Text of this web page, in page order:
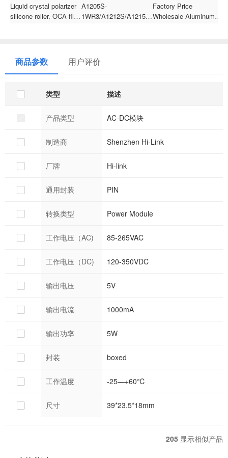
Liquid crystal polarizer
silicone roller, OCA film
repair
A1205S-
1WR3/A1212S/A1215S/A1224S-
1W DC to DC power
module/converter
Factory Price
Wholesale Aluminums
商品参数 用户评价
类型 描述
产品类型 AC-DC模块
制造商 Shenzhen Hi-Link
厂牌 Hi-link
通用封装 PIN
转换类型 Power Module
工作电压（AC) 85-265VAC
工作电压（DC) 120-350VDC
输出电压 5V
输出电流 1000mA
输出功率 5W
封装 boxed
工作温度 -25—+60℃
尺寸 39*23.5*18mm
205 显示相似产品